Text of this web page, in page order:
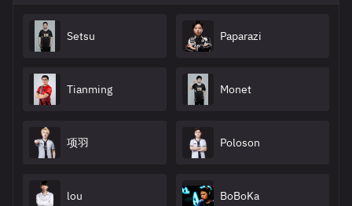
Setsu
Tianming
项羽
lou
Paparazi
Monet
Poloson
BoBoKa